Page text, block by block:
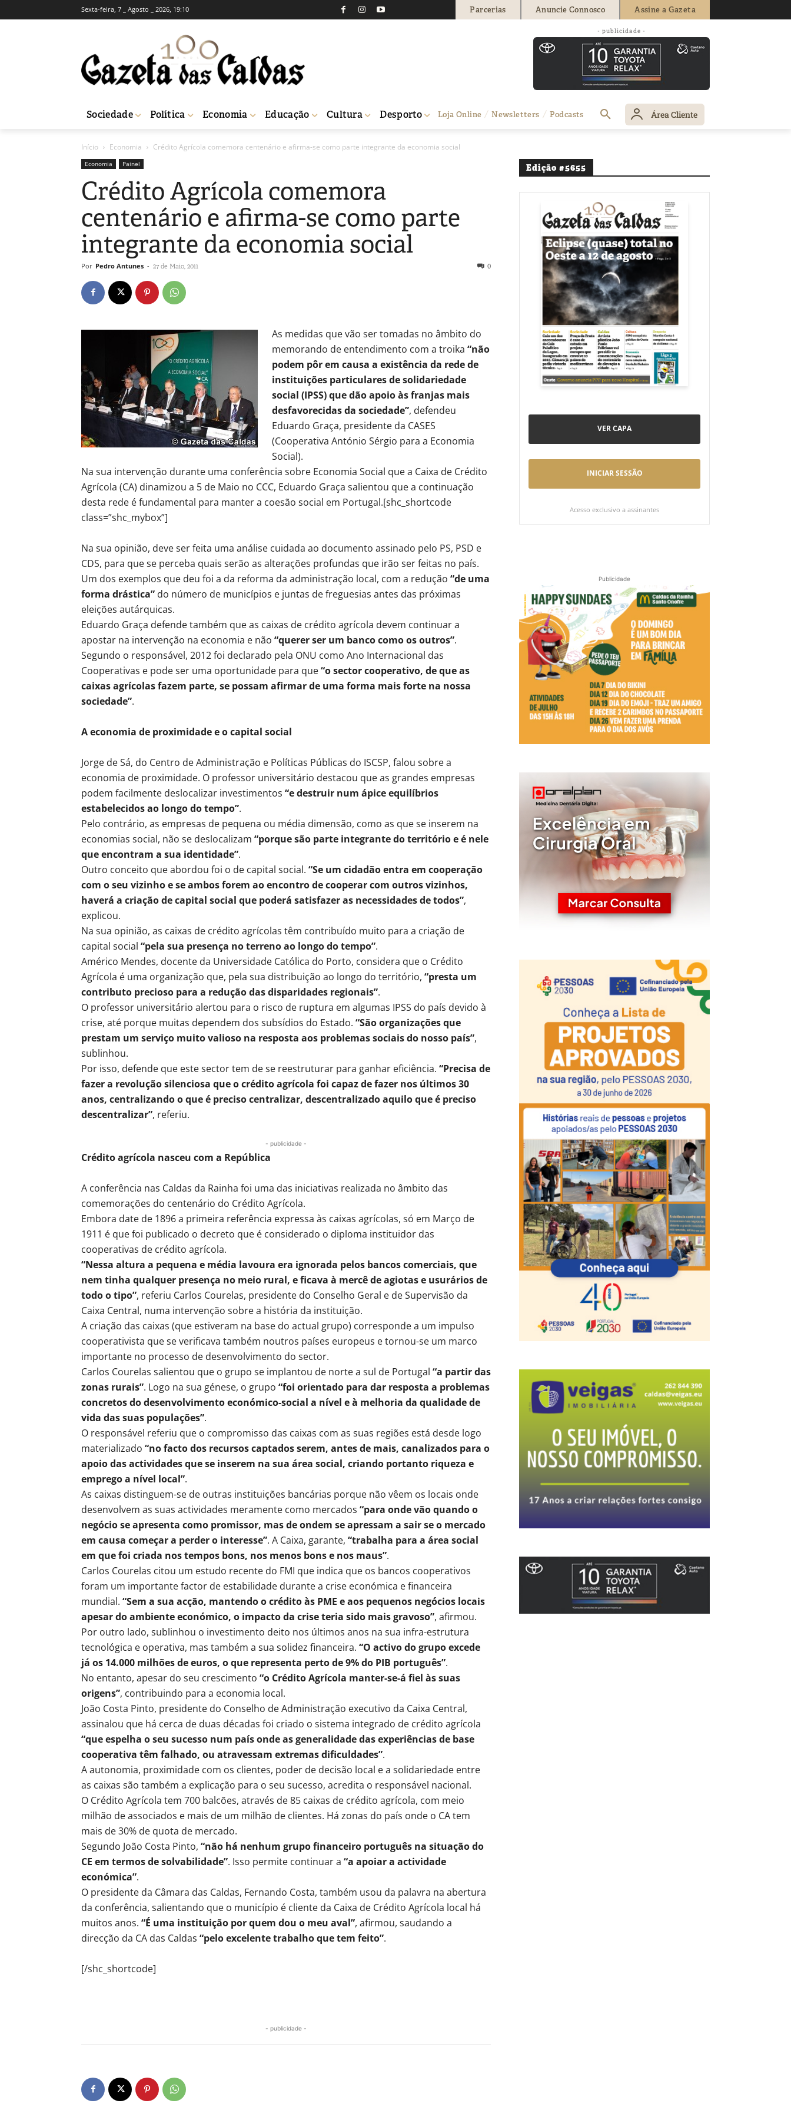
Sexta-feira, 7 _ Agosto _ 2026, 19:10 Parcerias Anuncie Connosco Assine a Gazeta
- publicidade -
Sociedade Política Economia Educação Cultura Desporto Loja Online Newsletters Podcasts Área Cliente
Início Economia Crédito Agrícola comemora centenário e afirma-se como parte integrante da economia social
Economia Painel
Crédito Agrícola comemora
centenário e afirma-se como parte
integrante da economia social
Por Pedro Antunes - 27 de Maio, 2011 0
As medidas que vão ser tomadas no âmbito do
memorando de entendimento com a troika “não
podem pôr em causa a existência da rede de
instituições particulares de solidariedade
social (IPSS) que dão apoio às franjas mais
desfavorecidas da sociedade”, defendeu
Eduardo Graça, presidente da CASES
(Cooperativa António Sérgio para a Economia
Social).
Na sua intervenção durante uma conferência sobre Economia Social que a Caixa de Crédito
Agrícola (CA) dinamizou a 5 de Maio no CCC, Eduardo Graça salientou que a continuação
desta rede é fundamental para manter a coesão social em Portugal.[shc_shortcode
class=”shc_mybox”]
Na sua opinião, deve ser feita uma análise cuidada ao documento assinado pelo PS, PSD e
CDS, para que se perceba quais serão as alterações profundas que irão ser feitas no país.
Um dos exemplos que deu foi a da reforma da administração local, com a redução “de uma
forma drástica” do número de municípios e juntas de freguesias antes das próximas
eleições autárquicas.
Eduardo Graça defende também que as caixas de crédito agrícola devem continuar a
apostar na intervenção na economia e não “querer ser um banco como os outros”.
Segundo o responsável, 2012 foi declarado pela ONU como Ano Internacional das
Cooperativas e pode ser uma oportunidade para que“o sector cooperativo, de que as
caixas agrícolas fazem parte, se possam afirmar de uma forma mais forte na nossa
sociedade”.
A economia de proximidade e o capital social
Jorge de Sá, do Centro de Administração e Políticas Públicas do ISCSP, falou sobre a
economia de proximidade. O professor universitário destacou que as grandes empresas
podem facilmente deslocalizar investimentos “e destruir num ápice equilíbrios
estabelecidos ao longo do tempo”.
Pelo contrário, as empresas de pequena ou média dimensão, como as que se inserem na
economias social, não se deslocalizam “porque são parte integrante do território e é nele
que encontram a sua identidade”.
Outro conceito que abordou foi o de capital social. “Se um cidadão entra em cooperação
com o seu vizinho e se ambos forem ao encontro de cooperar com outros vizinhos,
haverá a criação de capital social que poderá satisfazer as necessidades de todos”,
explicou.
Na sua opinião, as caixas de crédito agrícolas têm contribuído muito para a criação de
capital social “pela sua presença no terreno ao longo do tempo”.
Américo Mendes, docente da Universidade Católica do Porto, considera que o Crédito
Agrícola é uma organização que, pela sua distribuição ao longo do território, “presta um
contributo precioso para a redução das disparidades regionais”.
O professor universitário alertou para o risco de ruptura em algumas IPSS do país devido à
crise, até porque muitas dependem dos subsídios do Estado. “São organizações que
prestam um serviço muito valioso na resposta aos problemas sociais do nosso país”,
sublinhou.
Por isso, defende que este sector tem de se reestruturar para ganhar eficiência. “Precisa de
fazer a revolução silenciosa que o crédito agrícola foi capaz de fazer nos últimos 30
anos, centralizando o que é preciso centralizar, descentralizado aquilo que é preciso
descentralizar”, referiu.
- publicidade -
Crédito agrícola nasceu com a República
A conferência nas Caldas da Rainha foi uma das iniciativas realizada no âmbito das
comemorações do centenário do Crédito Agrícola.
Embora date de 1896 a primeira referência expressa às caixas agrícolas, só em Março de
1911 é que foi publicado o decreto que é considerado o diploma instituidor das
cooperativas de crédito agrícola.
“Nessa altura a pequena e média lavoura era ignorada pelos bancos comerciais, que
nem tinha qualquer presença no meio rural, e ficava à mercê de agiotas e usurários de
todo o tipo”, referiu Carlos Courelas, presidente do Conselho Geral e de Supervisão da
Caixa Central, numa intervenção sobre a história da instituição.
A criação das caixas (que estiveram na base do actual grupo) corresponde a um impulso
cooperativista que se verificava também noutros países europeus e tornou-se um marco
importante no processo de desenvolvimento do sector.
Carlos Courelas salientou que o grupo se implantou de norte a sul de Portugal “a partir das
zonas rurais”. Logo na sua génese, o grupo “foi orientado para dar resposta a problemas
concretos do desenvolvimento económico-social a nível e à melhoria da qualidade de
vida das suas populações”.
O responsável referiu que o compromisso das caixas com as suas regiões está desde logo
materializado “no facto dos recursos captados serem, antes de mais, canalizados para o
apoio das actividades que se inserem na sua área social, criando portanto riqueza e
emprego a nível local”.
As caixas distinguem-se de outras instituições bancárias porque não vêem os locais onde
desenvolvem as suas actividades meramente como mercados “para onde vão quando o
negócio se apresenta como promissor, mas de ondem se apressam a sair se o mercado
em causa começar a perder o interesse”. A Caixa, garante, “trabalha para a área social
em que foi criada nos tempos bons, nos menos bons e nos maus”.
Carlos Courelas citou um estudo recente do FMI que indica que os bancos cooperativos
foram um importante factor de estabilidade durante a crise económica e financeira
mundial. “Sem a sua acção, mantendo o crédito às PME e aos pequenos negócios locais
apesar do ambiente económico, o impacto da crise teria sido mais gravoso”, afirmou.
Por outro lado, sublinhou o investimento deito nos últimos anos na sua infra-estrutura
tecnológica e operativa, mas também a sua solidez financeira. “O activo do grupo excede
já os 14.000 milhões de euros, o que representa perto de 9% do PIB português”.
No entanto, apesar do seu crescimento “o Crédito Agrícola manter-se-á fiel às suas
origens”, contribuindo para a economia local.
João Costa Pinto, presidente do Conselho de Administração executivo da Caixa Central,
assinalou que há cerca de duas décadas foi criado o sistema integrado de crédito agrícola
“que espelha o seu sucesso num país onde as generalidade das experiências de base
cooperativa têm falhado, ou atravessam extremas dificuldades”.
A autonomia, proximidade com os clientes, poder de decisão local e a solidariedade entre
as caixas são também a explicação para o seu sucesso, acredita o responsável nacional.
O Crédito Agrícola tem 700 balcões, através de 85 caixas de crédito agrícola, com meio
milhão de associados e mais de um milhão de clientes. Há zonas do país onde o CA tem
mais de 30% de quota de mercado.
Segundo João Costa Pinto, “não há nenhum grupo financeiro português na situação do
CE em termos de solvabilidade”. Isso permite continuar a “a apoiar a actividade
económica”.
O presidente da Câmara das Caldas, Fernando Costa, também usou da palavra na abertura
da conferência, salientando que o município é cliente da Caixa de Crédito Agrícola local há
muitos anos. “É uma instituição por quem dou o meu aval”, afirmou, saudando a
direcção da CA das Caldas “pelo excelente trabalho que tem feito”.
[/shc_shortcode]
- publicidade -
Edição #5655
VER CAPA
INICIAR SESSÃO
Acesso exclusivo a assinantes
Publicidade